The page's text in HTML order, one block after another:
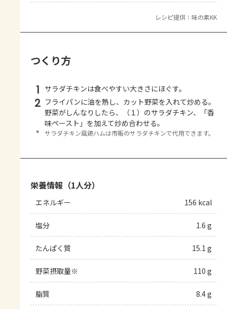
レシピ提供：味の素KK
つくり方
1 サラダチキンは食べやすい大きさにほぐす。
2 フライパンに油を熱し、カット野菜を入れて炒める。
野菜がしんなりしたら、（１）のサラダチキン、「香
味ペースト」を加えて炒め合わせる。
＊ サラダチキン風鶏ハムは市販のサラダチキンで代用できます。
栄養情報（1人分）
エネルギー 156 kcal
塩分 1.6 g
たんぱく質 15.1 g
野菜摂取量※ 110 g
脂質 8.4 g